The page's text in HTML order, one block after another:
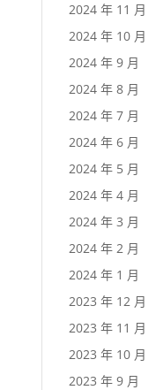
2024 年 11 月
2024 年 10 月
2024 年 9 月
2024 年 8 月
2024 年 7 月
2024 年 6 月
2024 年 5 月
2024 年 4 月
2024 年 3 月
2024 年 2 月
2024 年 1 月
2023 年 12 月
2023 年 11 月
2023 年 10 月
2023 年 9 月